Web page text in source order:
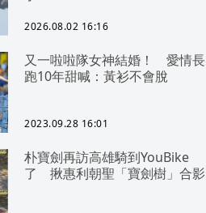
2026.08.02 16:16
又一啦啦隊女神結婚！ 愛情長
跑10年甜喊：黃衫不會脫
2023.09.28 16:01
朴寶劍再訪高雄騎到YouBike
了 揪惠利朝聖「寶劍樹」合影